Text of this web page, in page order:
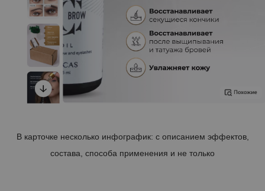
В карточке несколько инфографик: с описанием эффектов,
состава, способа применения и не только